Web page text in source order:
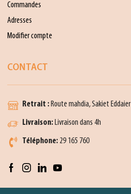
Commandes
Adresses
Modifier compte
CONTACT
Retrait :Route mahdia, Sakiet Eddaier
Livraison:Livraison dans 4h
Téléphone: 29 165 760